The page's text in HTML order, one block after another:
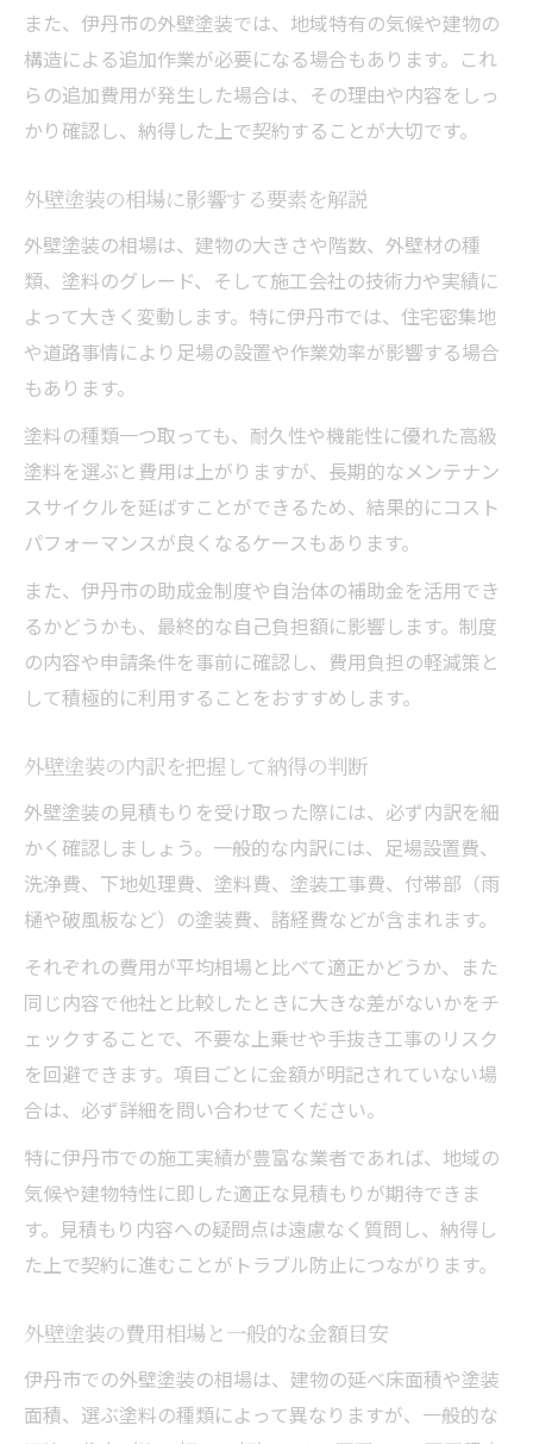
外壁塗装助成金の申請条件と対象工事を解
説
外壁塗装費用を抑える助成金活用の手順
外壁塗装で助成金を使うための準備とコツ
手
外壁塗装で失敗しない色選びの基本ポイン
ト
外壁塗装でやめたほうがいい色の特徴とは
外壁塗装選びで景観と調和する色の選び方
外壁塗装で汚れが目立たない色のポイント
見積もりの妥当性を比較するためのチェック方
外壁塗装見積もりの妥当性を比較する視点
外壁塗装の見積明細で注視すべき項目とは
外壁塗装見積もりの比較ポイントを押さえ
外壁塗装費用の適正判断は内訳から始めよ
う
外壁塗装で予想外の費用が発生しないコツ
納得して外壁塗装を進めるための基礎知識まと
め
外壁塗装で後悔しないための知識を整理
外壁塗装の相場理解が満足の第一歩になる
外壁塗装の費用判断は基礎知識が鍵となる
外壁塗装成功のために今知っておくべきこ
と
外壁塗装のトラブルを防ぐ基礎知識集
また、伊丹市の外壁塗装では、地域特有の気候や建物の
構造による追加作業が必要になる場合もあります。これ
らの追加費用が発生した場合は、その理由や内容をしっ
かり確認し、納得した上で契約することが大切です。
外壁塗装の相場に影響する要素を解説
外壁塗装の相場は、建物の大きさや階数、外壁材の種
類、塗料のグレード、そして施工会社の技術力や実績に
よって大きく変動します。特に伊丹市では、住宅密集地
や道路事情により足場の設置や作業効率が影響する場合
もあります。
塗料の種類一つ取っても、耐久性や機能性に優れた高級
塗料を選ぶと費用は上がりますが、長期的なメンテナン
スサイクルを延ばすことができるため、結果的にコスト
パフォーマンスが良くなるケースもあります。
また、伊丹市の助成金制度や自治体の補助金を活用でき
るかどうかも、最終的な自己負担額に影響します。制度
の内容や申請条件を事前に確認し、費用負担の軽減策と
して積極的に利用することをおすすめします。
外壁塗装の内訳を把握して納得の判断
外壁塗装の見積もりを受け取った際には、必ず内訳を細
かく確認しましょう。一般的な内訳には、足場設置費、
洗浄費、下地処理費、塗料費、塗装工事費、付帯部（雨
樋や破風板など）の塗装費、諸経費などが含まれます。
それぞれの費用が平均相場と比べて適正かどうか、また
同じ内容で他社と比較したときに大きな差がないかをチ
ェックすることで、不要な上乗せや手抜き工事のリスク
を回避できます。項目ごとに金額が明記されていない場
合は、必ず詳細を問い合わせてください。
特に伊丹市での施工実績が豊富な業者であれば、地域の
気候や建物特性に即した適正な見積もりが期待できま
す。見積もり内容への疑問点は遠慮なく質問し、納得し
た上で契約に進むことがトラブル防止につながります。
外壁塗装の費用相場と一般的な金額目安
伊丹市での外壁塗装の相場は、建物の延べ床面積や塗装
面積、選ぶ塗料の種類によって異なりますが、一般的な